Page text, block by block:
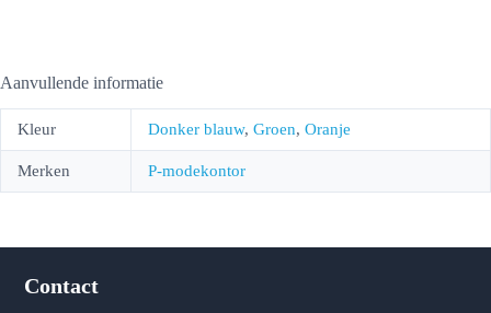
Aanvullende informatie
Kleur Donker blauw, Groen, Oranje
Merken P-modekontor
Contact